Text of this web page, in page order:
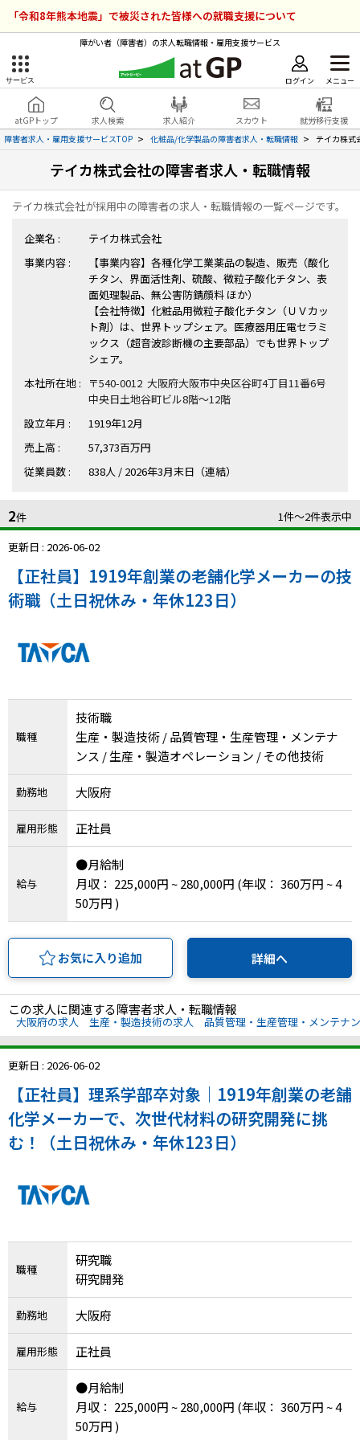
「令和8年熊本地震」で被災された皆様への就職支援について
障がい者（障害者）の求人転職情報・雇用支援サービス
サービス ログイン メニュー
atGPトップ 求人検索 求人紹介 スカウト
就労移行支援
障害者求人・雇用支援サービスTOP
化粧品/化学製品の障害者求人・転職情報 テイカ株式
テイカ株式会社の障害者求人・転職情報
テイカ株式会社が採用中の障害者の求人・転職情報の一覧ページです。
企業名 :
テイカ株式会社
事業内容 :
【事業内容】各種化学工業薬品の製造、販売（酸化
チタン、界面活性剤、硫酸、微粒子酸化チタン、表
面処理製品、無公害防錆顔料 ほか）
【会社特徴】化粧品用微粒子酸化チタン（ＵＶカッ
ト剤）は、世界トップシェア。医療器用圧電セラミ
ックス（超音波診断機の主要部品）でも世界トップ
シェア。
本社所在地 :
〒540-0012 大阪府大阪市中央区谷町4丁目11番6号
中央日土地谷町ビル8階～12階
設立年月 :
1919年12月
売上高 :
57,373百万円
従業員数 :
838人 / 2026年3月末日（連結）
2件
1件〜2件表示中
更新日 : 2026-06-02
【正社員】1919年創業の老舗化学メーカーの技
術職（土日祝休み・年休123日）
職種
技術職
生産・製造技術 / 品質管理・生産管理・メンテナ
ンス / 生産・製造オペレーション / その他技術
勤務地 大阪府
雇用形態 正社員
給与
●月給制
月収： 225,000円 ~ 280,000円 (年収： 360万円 ~ 4
50万円 )
お気に入り追加 詳細へ
この求人に関連する障害者求人・転職情報
大阪府の求人 生産・製造技術の求人 品質管理・生産管理・メンテナ
更新日 : 2026-06-02
【正社員】理系学部卒対象｜1919年創業の老舗
化学メーカーで、次世代材料の研究開発に挑
む！（土日祝休み・年休123日）
職種
研究職
研究開発
勤務地 大阪府
雇用形態 正社員
給与
●月給制
月収： 225,000円 ~ 280,000円 (年収： 360万円 ~ 4
50万円 )
障害者雇用のアットジーピー
サービスラインナップ
就転職支援サービス
障害者専門の就転職支援サービス
障害者アスリート専門の就転職支援サービス
ハイスキルな障害者の転職支援サービス
障害のある新卒学生専門の就職エージェントサービス
求人検索・スカウトサービス
障害者専門の求人検索・スカウトサービス
IT・Web制作スキルを身につける就労移行支援サービス
ソーシャルファームサービス
しいたけ生産で実現する
新しい障害者雇用支援サービス
法人向けページ
ログイン 会員登録 無料
atGPトップ
求人を検索する
求人を紹介してもらう
スカウトを受ける
就労移行支援サービス
就職・転職ノウハウ
お問い合わせ・よくある質問
お問い合わせ
よくある質問
採用をお考えの企業様はこちら